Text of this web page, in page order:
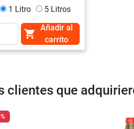
1 Litro 5 Litros

Añadir al
carrito
clientes que